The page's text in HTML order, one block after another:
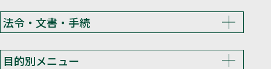
法令・文書・手続
目的別メニュー